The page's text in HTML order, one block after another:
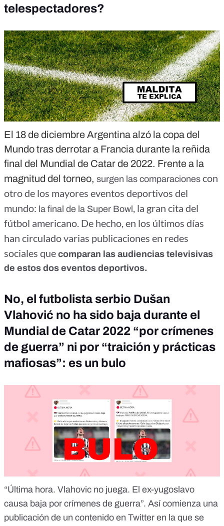
telespectadores?
El 18 de diciembre Argentina alzó la copa del
Mundo tras derrotar a Francia durante la reñida
final del Mundial de Catar de 2022. Frente a la
magnitud del torneo, surgen las comparaciones con
otro de los mayores eventos deportivos del
mundo: la final de la Super Bowl , la gran cita del
fútbol americano. De hecho, en los últimos días
han circulado varias publicaciones en redes
sociales que comparan las audiencias televisivas
de estos dos eventos deportivos.
No, el futbolista serbio Dušan
Vlahović no ha sido baja durante el
Mundial de Catar 2022 “por crímenes
de guerra” ni por “traición y prácticas
mafiosas”: es un bulo
“Última hora. Vlahovic no juega. El ex-yugoslavo
causa baja por crímenes de guerra”. Así comienza una
publicación de un contenido en Twitter en la que se